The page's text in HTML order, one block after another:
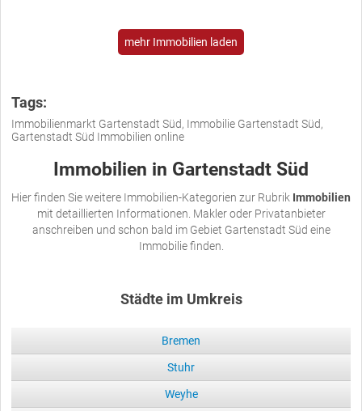
mehr Immobilien laden
Tags:
Immobilienmarkt Gartenstadt Süd, Immobilie Gartenstadt Süd,
Gartenstadt Süd Immobilien online
Immobilien in Gartenstadt Süd
Hier finden Sie weitere Immobilien-Kategorien zur Rubrik Immobilien
mit detaillierten Informationen. Makler oder Privatanbieter
anschreiben und schon bald im Gebiet Gartenstadt Süd eine
Immobilie finden.
Städte im Umkreis
Bremen
Stuhr
Weyhe